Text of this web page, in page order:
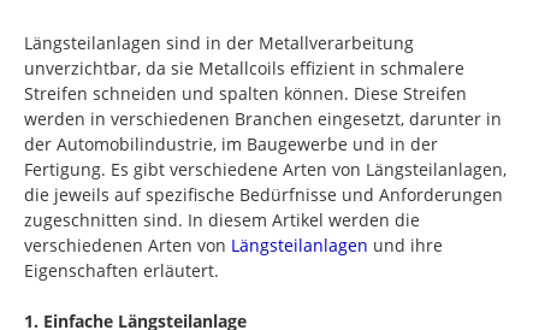
Längsteilanlagen sind in der Metallverarbeitung
unverzichtbar, da sie Metallcoils effizient in schmalere
Streifen schneiden und spalten können. Diese Streifen
werden in verschiedenen Branchen eingesetzt, darunter in
der Automobilindustrie, im Baugewerbe und in der
Fertigung. Es gibt verschiedene Arten von Längsteilanlagen,
die jeweils auf spezifische Bedürfnisse und Anforderungen
zugeschnitten sind. In diesem Artikel werden die
verschiedenen Arten von Längsteilanlagen und ihre
Eigenschaften erläutert.
1. Einfache Längsteilanlage